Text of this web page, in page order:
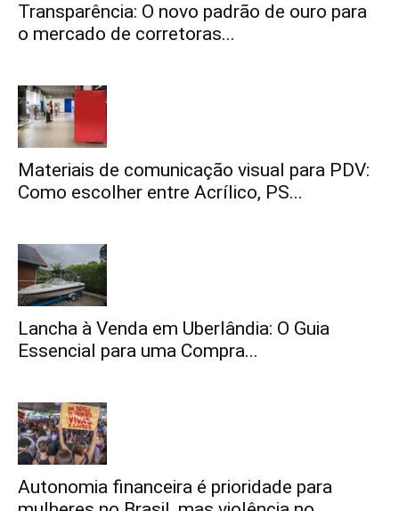
Transparência: O novo padrão de ouro para
o mercado de corretoras...
Materiais de comunicação visual para PDV:
Como escolher entre Acrílico, PS...
Lancha à Venda em Uberlândia: O Guia
Essencial para uma Compra...
Autonomia financeira é prioridade para